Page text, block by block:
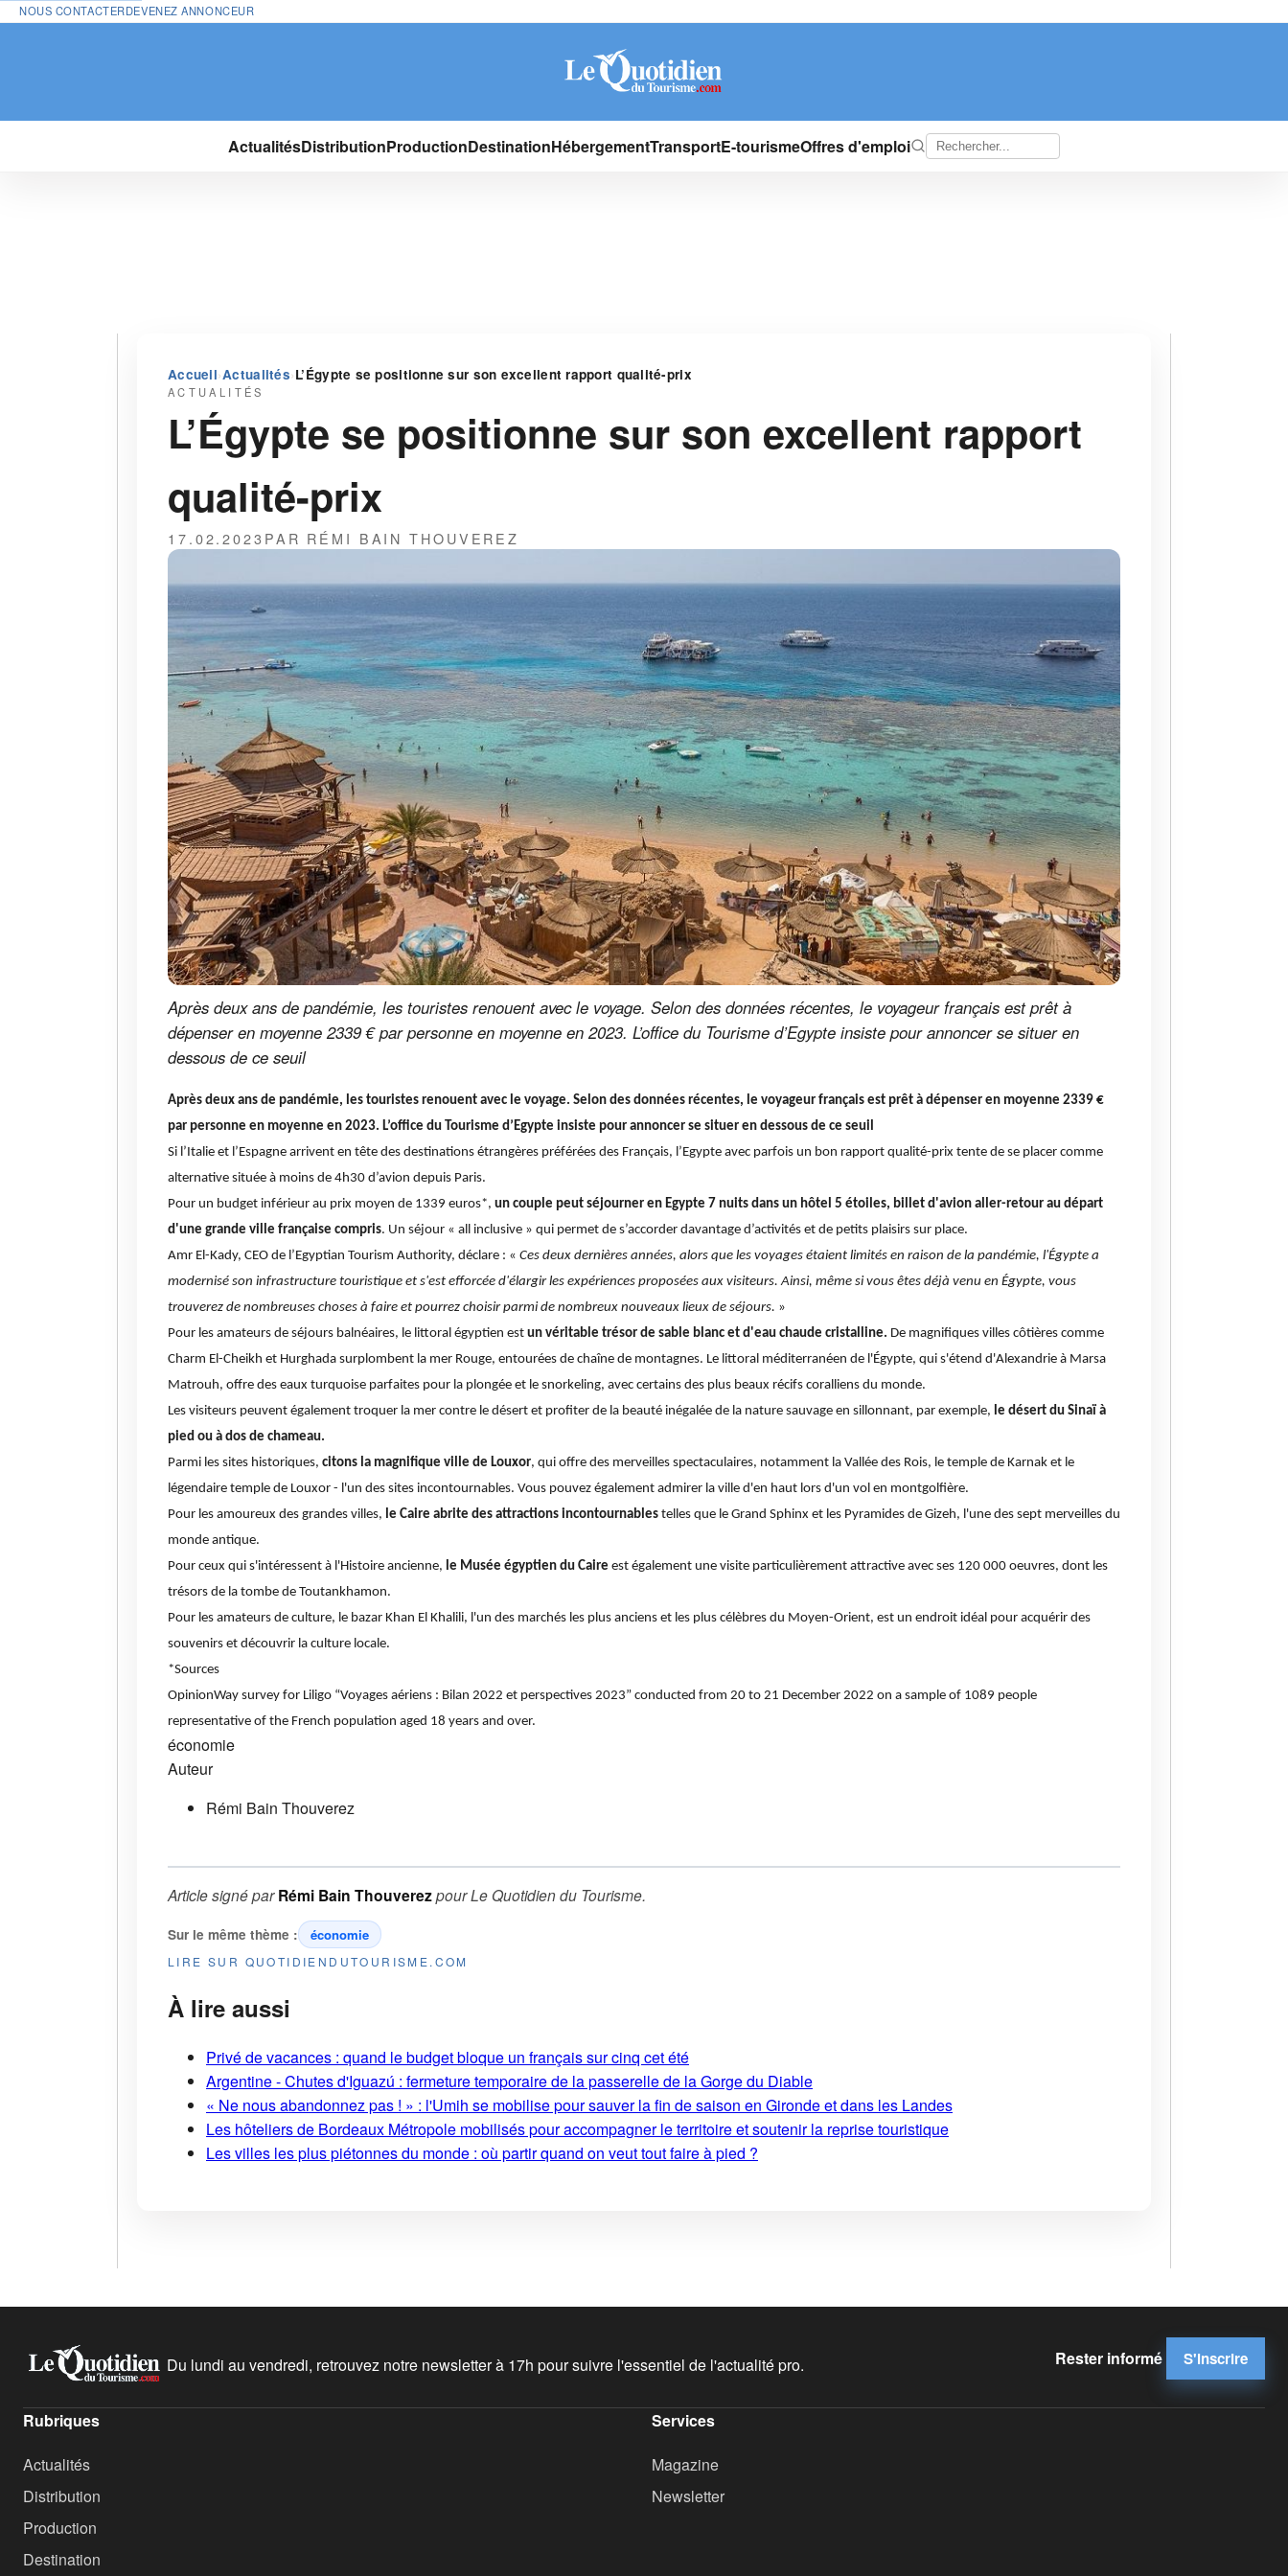
NOUS CONTACTERDEVENEZ ANNONCEUR
ActualitésDistributionProductionDestinationHébergementTransportE-tourismeOffres d'emploi
Accueil›Actualités›L’Égypte se positionne sur son excellent rapport qualité-prix
ACTUALITÉS
L’Égypte se positionne sur son excellent rapport
qualité-prix
17.02.2023PAR RÉMI BAIN THOUVEREZ
Après deux ans de pandémie, les touristes renouent avec le voyage. Selon des données récentes, le voyageur français est prêt à
dépenser en moyenne 2339 € par personne en moyenne en 2023. L’office du Tourisme d’Egypte insiste pour annoncer se situer en
dessous de ce seuil
Après deux ans de pandémie, les touristes renouent avec le voyage. Selon des données récentes, le voyageur français est prêt à dépenser en moyenne 2339 €
par personne en moyenne en 2023. L’office du Tourisme d’Egypte insiste pour annoncer se situer en dessous de ce seuil
Si l’Italie et l’Espagne arrivent en tête des destinations étrangères préférées des Français, l’Egypte avec parfois un bon rapport qualité-prix tente de se placer comme
alternative située à moins de 4h30 d’avion depuis Paris.
Pour un budget inférieur au prix moyen de 1339 euros*, un couple peut séjourner en Egypte 7 nuits dans un hôtel 5 étoiles, billet d'avion aller-retour au départ
d'une grande ville française compris. Un séjour « all inclusive » qui permet de s’accorder davantage d’activités et de petits plaisirs sur place.
Amr El-Kady, CEO de l’Egyptian Tourism Authority, déclare : « Ces deux dernières années, alors que les voyages étaient limités en raison de la pandémie, l'Égypte a
modernisé son infrastructure touristique et s'est efforcée d'élargir les expériences proposées aux visiteurs. Ainsi, même si vous êtes déjà venu en Égypte, vous
trouverez de nombreuses choses à faire et pourrez choisir parmi de nombreux nouveaux lieux de séjours. »
Pour les amateurs de séjours balnéaires, le littoral égyptien est un véritable trésor de sable blanc et d'eau chaude cristalline. De magnifiques villes côtières comme
Charm El-Cheikh et Hurghada surplombent la mer Rouge, entourées de chaîne de montagnes. Le littoral méditerranéen de l'Égypte, qui s'étend d'Alexandrie à Marsa
Matrouh, offre des eaux turquoise parfaites pour la plongée et le snorkeling, avec certains des plus beaux récifs coralliens du monde.
Les visiteurs peuvent également troquer la mer contre le désert et profiter de la beauté inégalée de la nature sauvage en sillonnant, par exemple, le désert du Sinaï à
pied ou à dos de chameau.
Parmi les sites historiques, citons la magnifique ville de Louxor, qui offre des merveilles spectaculaires, notamment la Vallée des Rois, le temple de Karnak et le
légendaire temple de Louxor - l'un des sites incontournables. Vous pouvez également admirer la ville d'en haut lors d'un vol en montgolfière.
Pour les amoureux des grandes villes, le Caire abrite des attractions incontournables telles que le Grand Sphinx et les Pyramides de Gizeh, l'une des sept merveilles du
monde antique.
Pour ceux qui s'intéressent à l'Histoire ancienne, le Musée égyptien du Caire est également une visite particulièrement attractive avec ses 120 000 oeuvres, dont les
trésors de la tombe de Toutankhamon.
Pour les amateurs de culture, le bazar Khan El Khalili, l'un des marchés les plus anciens et les plus célèbres du Moyen-Orient, est un endroit idéal pour acquérir des
souvenirs et découvrir la culture locale.
*Sources
OpinionWay survey for Liligo “Voyages aériens : Bilan 2022 et perspectives 2023” conducted from 20 to 21 December 2022 on a sample of 1089 people
representative of the French population aged 18 years and over.
économie
Auteur
Rémi Bain Thouverez
Article signé parRémi Bain ThouverezpourLe Quotidien du Tourisme.
Sur le même thème : économie
LIRE SUR QUOTIDIENDUTOURISME.COM
À lire aussi
Privé de vacances : quand le budget bloque un français sur cinq cet été
Argentine - Chutes d'Iguazú : fermeture temporaire de la passerelle de la Gorge du Diable
« Ne nous abandonnez pas ! » : l'Umih se mobilise pour sauver la fin de saison en Gironde et dans les Landes
Les hôteliers de Bordeaux Métropole mobilisés pour accompagner le territoire et soutenir la reprise touristique
Les villes les plus piétonnes du monde : où partir quand on veut tout faire à pied ?
Du lundi au vendredi, retrouvez notre newsletter à 17h pour suivre l'essentiel de l'actualité pro. Rester informé S'inscrire
Rubriques
Actualités
Distribution
Production
Destination
Services
Magazine
Newsletter